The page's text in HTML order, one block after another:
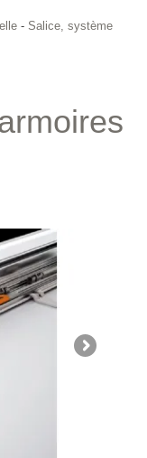
- Salice, système